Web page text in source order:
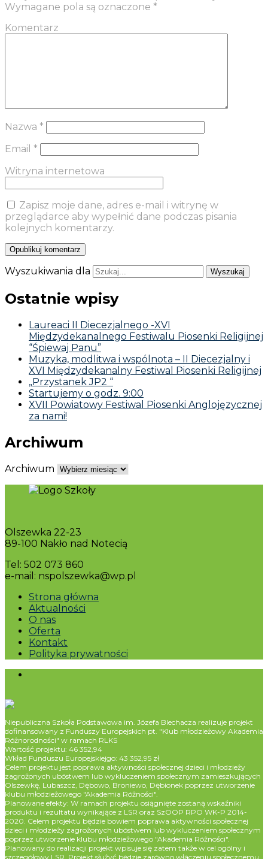
Wymagane pola są oznaczone *
Komentarz
Nazwa *
Email *
Witryna internetowa
Zapisz moje dane, adres e-mail i witrynę w
przeglądarce aby wypełnić dane podczas pisania
kolejnych komentarzy.
Wyszukiwania dla
Ostatnie wpisy
Laureaci II Diecezjalnego -XVI
Międzydekanalnego Festiwalu Piosenki Religijnej
“Śpiewaj Panu”
Muzyka, modlitwa i wspólnota – II Diecezjalny i
XVI Międzydekanalny Festiwal Piosenki Religijnej
„Przystanek JP2 “
Startujemy o godz. 9:00
XVII Powiatowy Festiwal Piosenki Anglojęzycznej
za nami!
Archiwum
Archiwum
Olszewka 22-23
89-100 Nakło nad Notecią
Tel: 502 073 860
e-mail: nspolszewka@wp.pl
Strona główna
Aktualności
O nas
Oferta
Kontakt
Polityka prywatności
Niepubliczna Szkoła Podstawowa im. Józefa Blechacza realizuje projekt
dofinansowany z Funduszy Europejskich pt. "Klub młodzieżowy Akademia
Różnorodności" w ramach RLKS
Wartość projektu: 46 352,94
Wkład Funduszu Europejskiejgo: 43 352,95 zł
Celem projektu jest poprawa aktywności społecznej dzieci i młodzieży
zagrożonych ubóstwem lub wykluczeniem społecznym zamieszkujących
Olszewkę, Lubaszcz, Dębowo, Broniewo, Dębionek poprzez utworzenie
klubu młodzieżowego "Akademia Różności".
Planowane efekty: W ramach projektu osiągnięte zostaną wskaźniki
produktu i rezultatu wynikające z LSR oraz SzOOP RPO WK-P 2014-
2020. Celem projektu będzie bowiem poprawa aktywności społecznej
dzieci i młodzieży zagrożonych ubóstwem lub wykluczeniem społecznym
poprzez utworzenie klubu młodzieżowego "Akademia Różności".
Planowany do realizacji projekt wpisuje się zatem także w cel ogólny i
szczegółowy LSR. Projekt służyć będzie zarówno włączeniu społecznemu,